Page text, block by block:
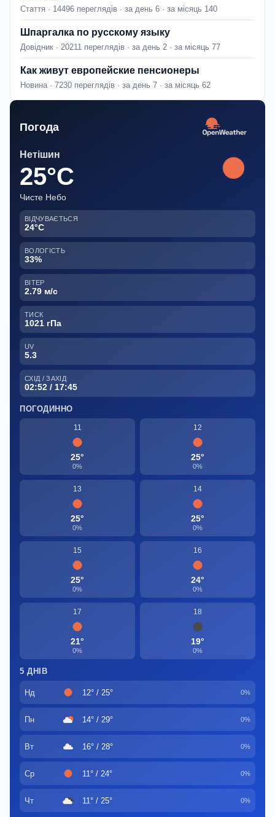
Стаття · 14496 переглядів · за день 6 · за місяць 140
Шпаргалка по русскому языку
Довідник · 20211 переглядів · за день 2 · за місяць 77
Как живут европейские пенсионеры
Новина · 7230 переглядів · за день 7 · за місяць 62
Погода
Нетішин
25°C
Чисте Небо
ВІДЧУВАЄТЬСЯ
24°C
ВОЛОГІСТЬ
33%
ВІТЕР
2.79 м/с
ТИСК
1021 гПа
UV
5.3
СХІД / ЗАХІД
02:52 / 17:45
ПОГОДИННО
11
25°
0%
12
25°
0%
13
25°
0%
14
25°
0%
15
25°
0%
16
24°
0%
17
21°
0%
18
19°
0%
5 ДНІВ
Нд 12° / 25° 0%
Пн 14° / 29° 0%
Вт 16° / 28° 0%
Ср 11° / 24° 0%
Чт 11° / 25° 0%